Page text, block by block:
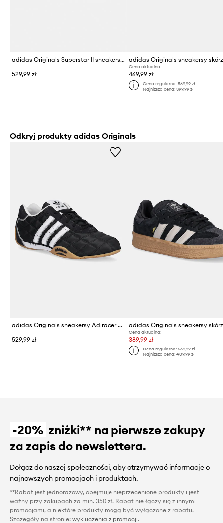
adidas Originals Superstar II sneakersy
529,99 zł
Cena aktualna:
469,99 zł
Cena regularna: 569,99 zł
Najniższa cena: 399,99 zł
Odkryj produkty adidas Originals
adidas Originals sneakersy Adiracer Lo
529,99 zł
Cena aktualna:
389,99 zł
Cena regularna: 569,99 zł
Najniższa cena: 409,99 zł
-20% zniżki** na pierwsze zakupy
za zapis do newslettera.
Dołącz do naszej społeczności, aby otrzymywać informacje o
najnowszych promocjach i produktach.
**Rabat jest jednorazowy, obejmuje nieprzecenione produkty i jest
ważny przy zakupach za min. 350 zł. Rabat nie łączy się z innymi
promocjami, a niektóre produkty mogą być wyłączone z rabatu.
Szczegóły na stronie: wykluczenia z promocji.